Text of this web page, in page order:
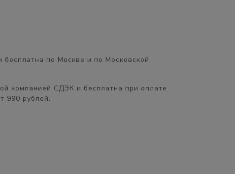
бесплатна по Москве и по Московской
компанией СДЭК и бесплатна при оплате
990 рублей.